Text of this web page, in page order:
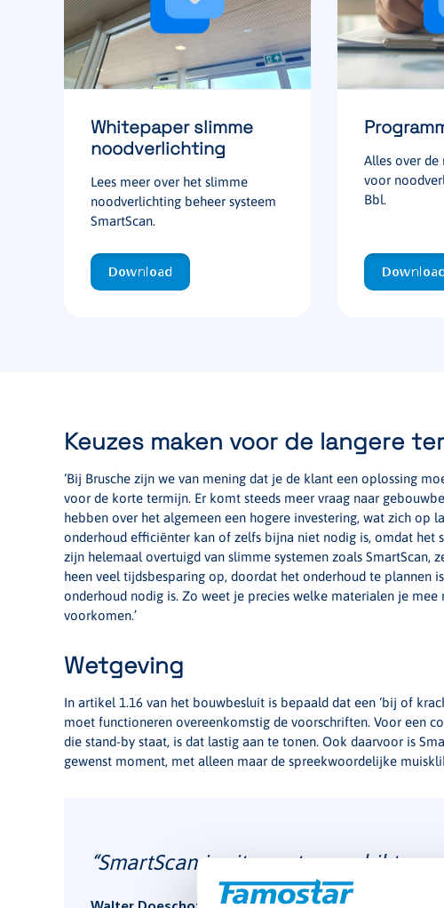
Whitepaper slimme
noodverlichting
Lees meer over het slimme
noodverlichting beheer systeem
SmartScan.
Download
Alles over de
voor
Bbl.
Download
Keuzes maken voor de langere
‘Bij Brusche zijn we van mening dat je de klant een oplossing
voor de korte termijn. Er komt steeds meer vraag naar
hebben over het algemeen een hogere investering, wat zich op
onderhoud efficiënter kan of zelfs bijna niet nodig is, omdat het
zijn helemaal overtuigd van slimme systemen zoals SmartScan,
heen veel tijdsbesparing op, doordat het onderhoud te plannen
onderhoud nodig is. Zo weet je precies welke materialen je
voorkomen.’
Wetgeving
In artikel 1.16 van het bouwbesluit is bepaald dat een ‘bij of
moet functioneren overeenkomstig de voorschriften. Voor een
die stand-by staat, is dat lastig aan te tonen. Ook daarvoor is
gewenst moment, met alleen maar de spreekwoordelijke
“SmartScan is uitermate geschikt